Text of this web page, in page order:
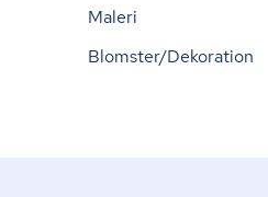
Maleri
Blomster/Dekoration